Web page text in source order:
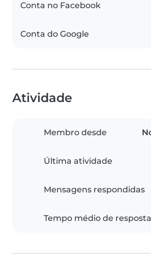
Conta no Facebook
Conta do Google
Atividade
Membro desde
Última atividade
Mensagens respondidas
Tempo médio de resposta